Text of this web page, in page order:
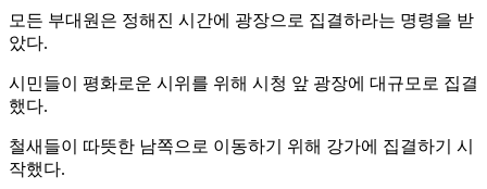
모든 부대원은 정해진 시간에 광장으로 집결하라는 명령을 받
았다.
시민들이 평화로운 시위를 위해 시청 앞 광장에 대규모로 집결
했다.
철새들이 따뜻한 남쪽으로 이동하기 위해 강가에 집결하기 시
작했다.